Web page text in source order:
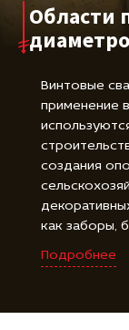
Области
Винтовые
применение
создания
как заборы,
площадки, а
различных
Подробнее